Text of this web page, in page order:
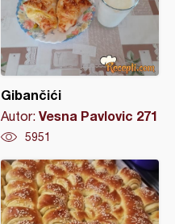
Gibančići
Autor: Vesna Pavlovic 271
5951